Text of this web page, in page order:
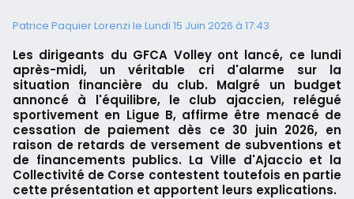
Patrice Paquier Lorenzi le Lundi 15 Juin 2026 à 17:43
Les dirigeants du GFCA Volley ont lancé, ce lundi
après-midi, un véritable cri d'alarme sur la
situation financière du club. Malgré un budget
annoncé à l'équilibre, le club ajaccien, relégué
sportivement en Ligue B, affirme être menacé de
cessation de paiement dès ce 30 juin 2026, en
raison de retards de versement de subventions et
de financements publics. La Ville d'Ajaccio et la
Collectivité de Corse contestent toutefois en partie
cette présentation et apportent leurs explications.